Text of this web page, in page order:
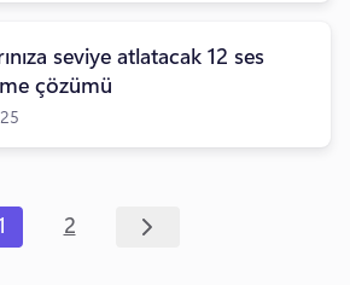
seviye atlatacak 12 ses
çözümü
2